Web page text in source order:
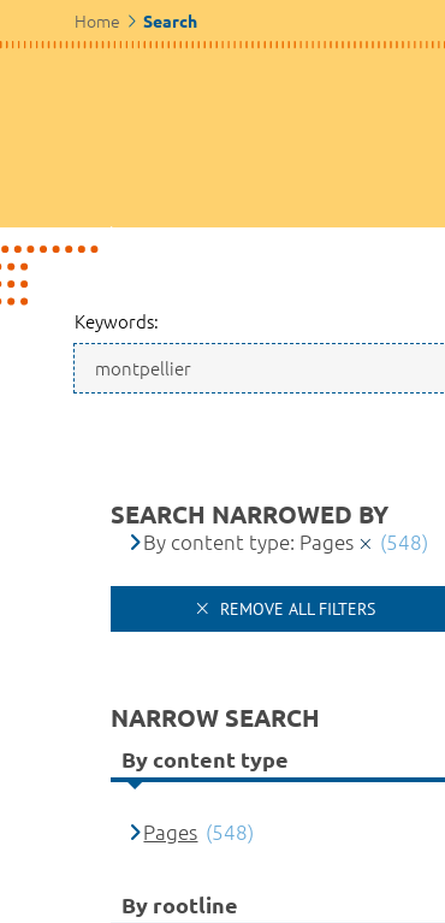
Home Search
Keywords:
SEARCH NARROWED BY
By content type: Pages (548)
REMOVE ALL FILTERS
NARROW SEARCH
By content type
Pages (548)
By rootline